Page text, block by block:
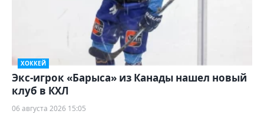
ХОККЕЙ
Экс-игрок «Барыса» из Канады нашел новый
клуб в КХЛ
06 августа 2026 15:05